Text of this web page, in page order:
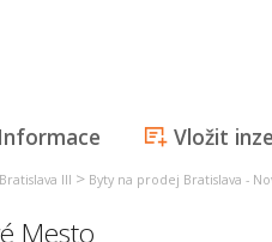
Informace Vložit
III > Byty na prodej Bratislava -
Mesto